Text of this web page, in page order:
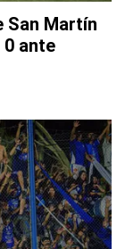
San Martín
0 ante